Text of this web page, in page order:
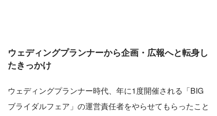
ウェディングプランナーから企画・広報へと転身し
たきっかけ
ウェディングプランナー時代、年に1度開催される「BIG
ブライダルフェア」の運営責任者をやらせてもらったこと